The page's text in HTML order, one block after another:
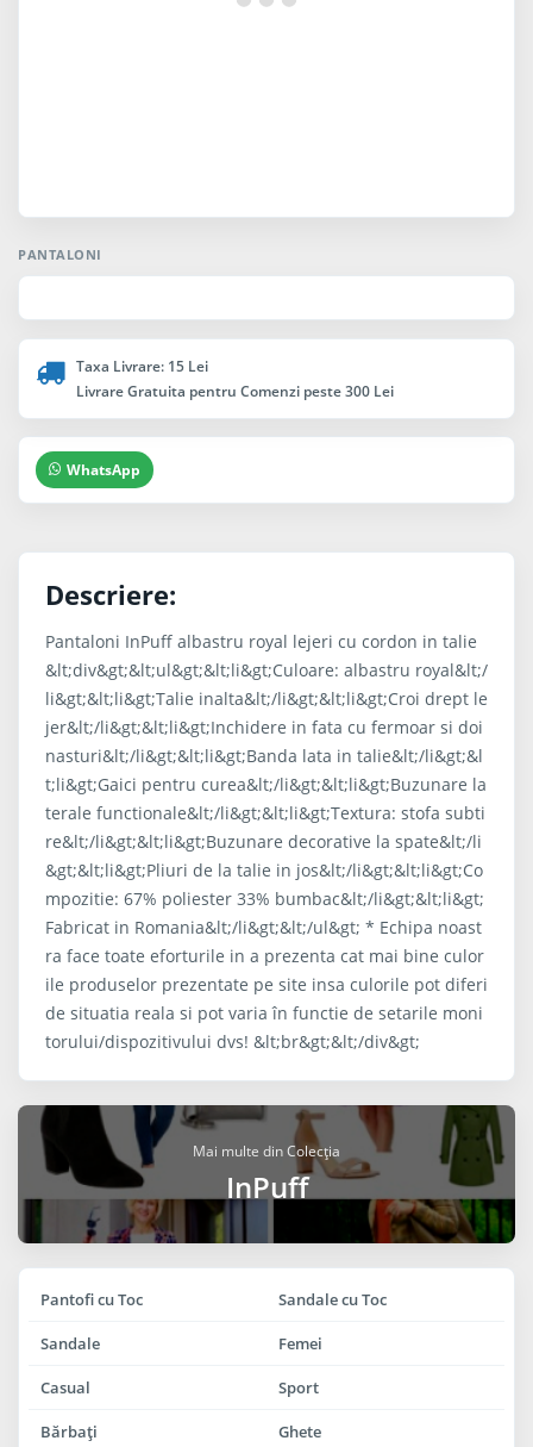
PANTALONI
Taxa Livrare: 15 Lei
Livrare Gratuita pentru Comenzi peste 300 Lei
WhatsApp
Descriere:
Pantaloni InPuff albastru royal lejeri cu cordon in talie
&lt;div&gt;&lt;ul&gt;&lt;li&gt;Culoare: albastru royal&lt;/
li&gt;&lt;li&gt;Talie inalta&lt;/li&gt;&lt;li&gt;Croi drept le
jer&lt;/li&gt;&lt;li&gt;Inchidere in fata cu fermoar si doi
nasturi&lt;/li&gt;&lt;li&gt;Banda lata in talie&lt;/li&gt;&l
t;li&gt;Gaici pentru curea&lt;/li&gt;&lt;li&gt;Buzunare la
terale functionale&lt;/li&gt;&lt;li&gt;Textura: stofa subti
re&lt;/li&gt;&lt;li&gt;Buzunare decorative la spate&lt;/li
&gt;&lt;li&gt;Pliuri de la talie in jos&lt;/li&gt;&lt;li&gt;Co
mpozitie: 67% poliester 33% bumbac&lt;/li&gt;&lt;li&gt;
Fabricat in Romania&lt;/li&gt;&lt;/ul&gt; * Echipa noast
ra face toate eforturile in a prezenta cat mai bine culor
ile produselor prezentate pe site insa culorile pot diferi
de situatia reala si pot varia în functie de setarile moni
torului/dispozitivului dvs! &lt;br&gt;&lt;/div&gt;
Mai multe din Colecția
InPuff
Pantofi cu Toc Sandale cu Toc
Sandale Femei
Casual Sport
Bărbaţi Ghete